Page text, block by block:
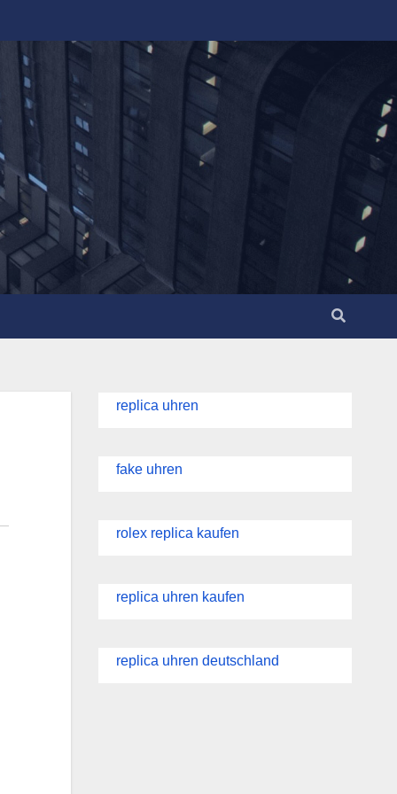
replica uhren
fake uhren
rolex replica kaufen
replica uhren kaufen
replica uhren deutschland